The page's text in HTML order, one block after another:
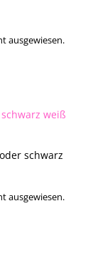
ausgewiesen.
schwarz
ausgewiesen.